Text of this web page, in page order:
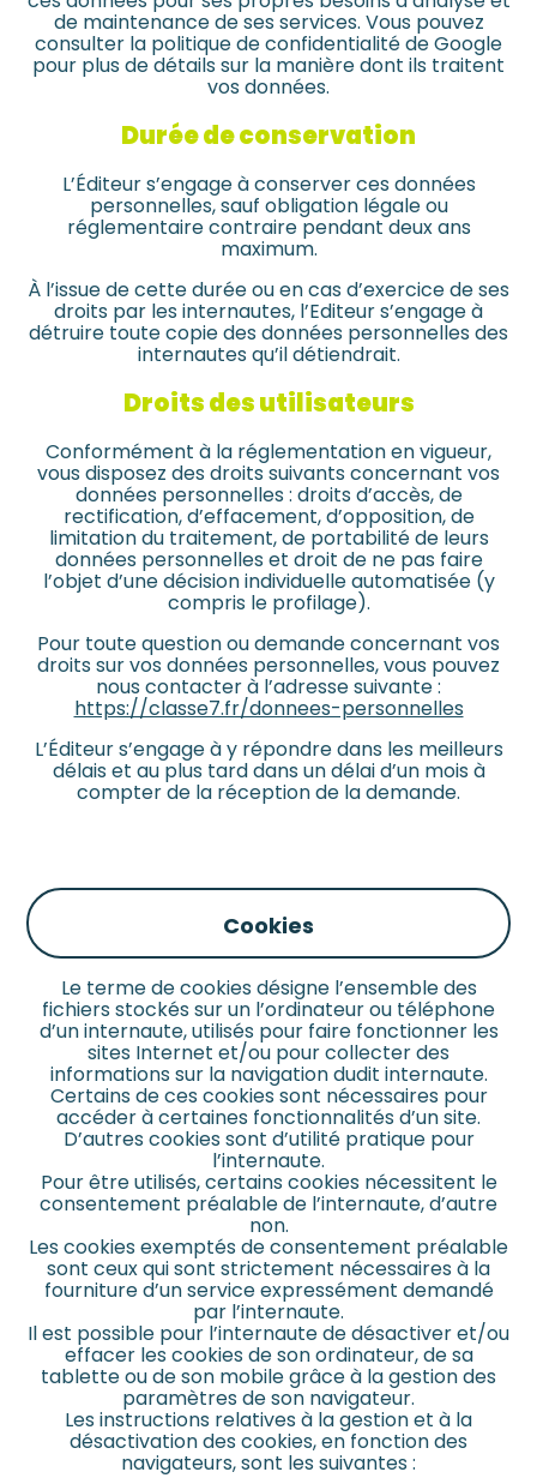
de maintenance de ses services. Vous pouvez
consulter la politique de confidentialité de Google
pour plus de détails sur la manière dont ils traitent
vos données.
Durée de conservation
L’Éditeur s’engage à conserver ces données
personnelles, sauf obligation légale ou
réglementaire contraire pendant deux ans
maximum.
À l’issue de cette durée ou en cas d’exercice de ses
droits par les internautes, l’Editeur s’engage à
détruire toute copie des données personnelles des
internautes qu’il détiendrait.
Droits des utilisateurs
Conformément à la réglementation en vigueur,
vous disposez des droits suivants concernant vos
données personnelles : droits d’accès, de
rectification, d’effacement, d’opposition, de
limitation du traitement, de portabilité de leurs
données personnelles et droit de ne pas faire
l’objet d’une décision individuelle automatisée (y
compris le profilage).
Pour toute question ou demande concernant vos
droits sur vos données personnelles, vous pouvez
nous contacter à l’adresse suivante :
https://classe7.fr/donnees-personnelles
L’Éditeur s’engage à y répondre dans les meilleurs
délais et au plus tard dans un délai d’un mois à
compter de la réception de la demande.
Cookies
Le terme de cookies désigne l’ensemble des
fichiers stockés sur un l’ordinateur ou téléphone
d’un internaute, utilisés pour faire fonctionner les
sites Internet et/ou pour collecter des
informations sur la navigation dudit internaute.
Certains de ces cookies sont nécessaires pour
accéder à certaines fonctionnalités d’un site.
D’autres cookies sont d’utilité pratique pour
l’internaute.
Pour être utilisés, certains cookies nécessitent le
consentement préalable de l’internaute, d’autre
non.
Les cookies exemptés de consentement préalable
sont ceux qui sont strictement nécessaires à la
fourniture d’un service expressément demandé
par l’internaute.
Il est possible pour l’internaute de désactiver et/ou
effacer les cookies de son ordinateur, de sa
tablette ou de son mobile grâce à la gestion des
paramètres de son navigateur.
Les instructions relatives à la gestion et à la
désactivation des cookies, en fonction des
navigateurs, sont les suivantes :